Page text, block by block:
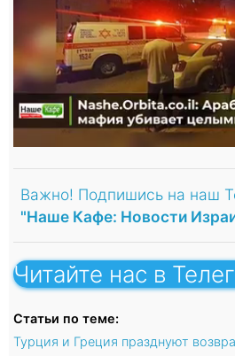
Важно! Подпишись на наш
"Наше Кафе: Новости
Читайте нас в
Статьи по теме:
Турция и Греция празднуют